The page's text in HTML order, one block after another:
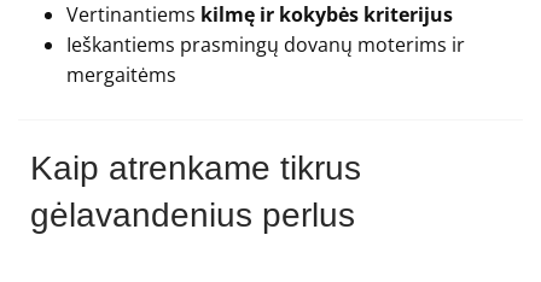
Vertinantiems kilmę ir kokybės kriterijus
Ieškantiems prasmingų dovanų moterims ir
mergaitėms
Kaip atrenkame tikrus
gėlavandenius perlus